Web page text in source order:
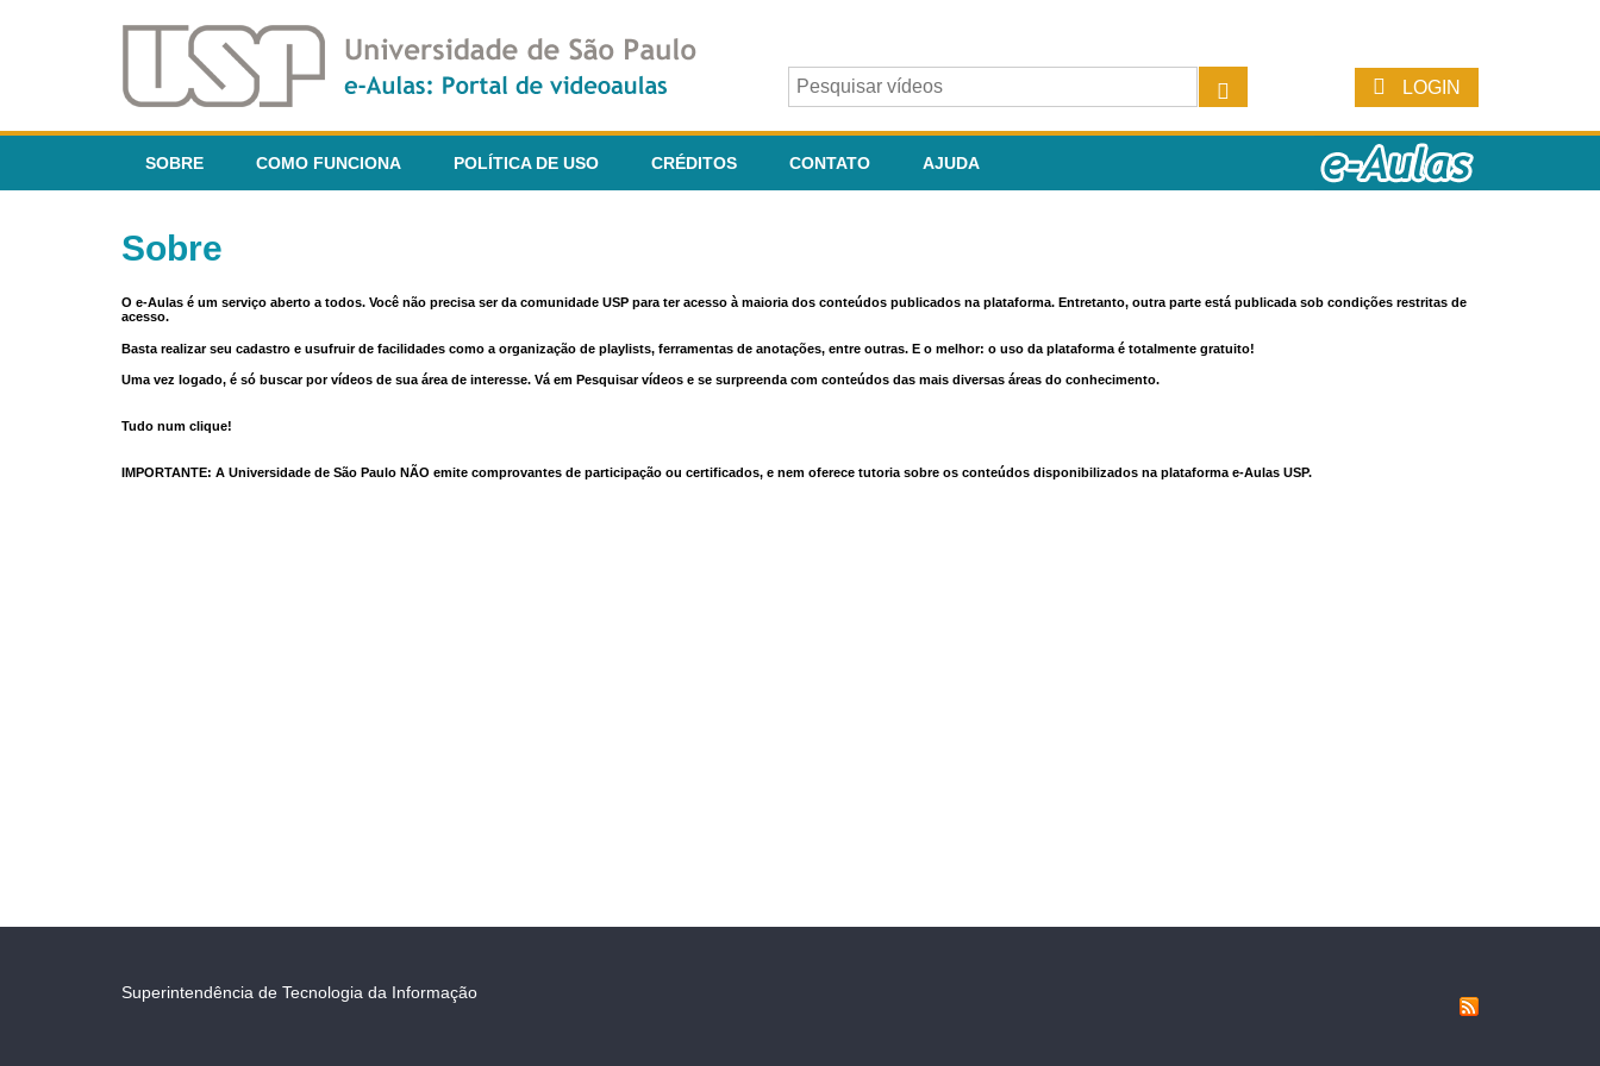
LOGIN
SOBRE COMO FUNCIONA POLÍTICA DE USO CRÉDITOS CONTATO AJUDA
Sobre
O e-Aulas é um serviço aberto a todos. Você não precisa ser da comunidade USP para ter acesso à maioria dos conteúdos publicados na plataforma. Entretanto, outra parte está publicada sob condições restritas de
acesso.
Basta realizar seu cadastro e usufruir de facilidades como a organização de playlists, ferramentas de anotações, entre outras. E o melhor: o uso da plataforma é totalmente gratuito!
Uma vez logado, é só buscar por vídeos de sua área de interesse. Vá em Pesquisar vídeos e se surpreenda com conteúdos das mais diversas áreas do conhecimento.
Tudo num clique!
IMPORTANTE: A Universidade de São Paulo NÃO emite comprovantes de participação ou certificados, e nem oferece tutoria sobre os conteúdos disponibilizados na plataforma e-Aulas USP.
Superintendência de Tecnologia da Informação